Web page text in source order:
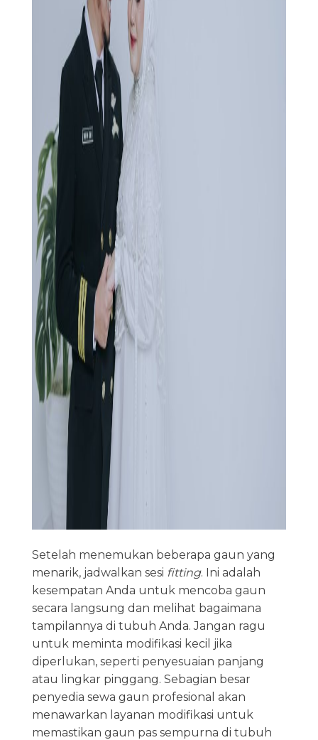
Setelah menemukan beberapa gaun yang
menarik, jadwalkan sesi fitting. Ini adalah
kesempatan Anda untuk mencoba gaun
secara langsung dan melihat bagaimana
tampilannya di tubuh Anda. Jangan ragu
untuk meminta modifikasi kecil jika
diperlukan, seperti penyesuaian panjang
atau lingkar pinggang. Sebagian besar
penyedia sewa gaun profesional akan
menawarkan layanan modifikasi untuk
memastikan gaun pas sempurna di tubuh